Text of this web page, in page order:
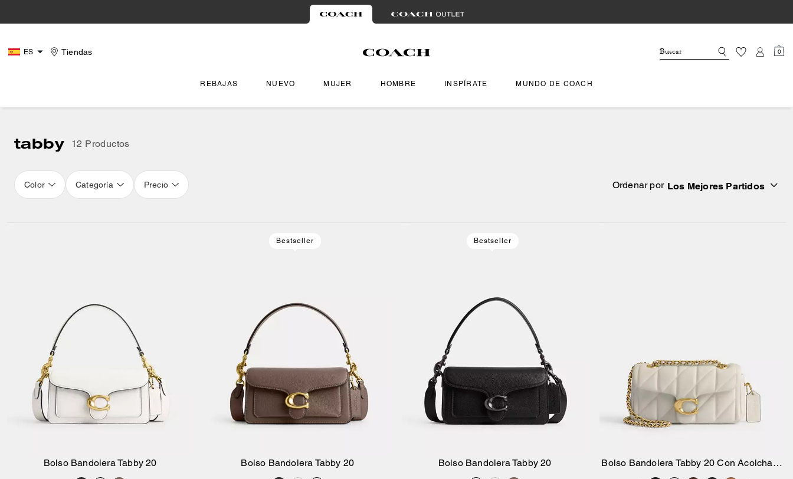
ES Tiendas 0
REBAJAS NUEVO MUJER HOMBRE INSPÍRATE MUNDO DE COACH
tabby 12 Productos
Color Categoría Precio Ordenar por Los Mejores Partidos
Añadir A La Cesta
Bolso Bandolera Tabby 20
Bestseller
Añadir A La Cesta
Bolso Bandolera Tabby 20
Bestseller
Añadir A La Cesta
Bolso Bandolera Tabby 20
Añadir A La Cesta
Bolso Bandolera Tabby 20 Con Acolchado